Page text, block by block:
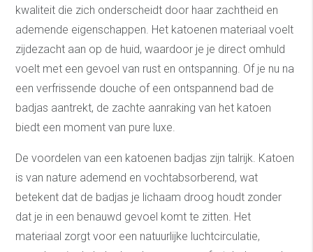
kwaliteit die zich onderscheidt door haar zachtheid en
ademende eigenschappen. Het katoenen materiaal voelt
zijdezacht aan op de huid, waardoor je je direct omhuld
voelt met een gevoel van rust en ontspanning. Of je nu na
een verfrissende douche of een ontspannend bad de
badjas aantrekt, de zachte aanraking van het katoen
biedt een moment van pure luxe.
De voordelen van een katoenen badjas zijn talrijk. Katoen
is van nature ademend en vochtabsorberend, wat
betekent dat de badjas je lichaam droog houdt zonder
dat je in een benauwd gevoel komt te zitten. Het
materiaal zorgt voor een natuurlijke luchtcirculatie,